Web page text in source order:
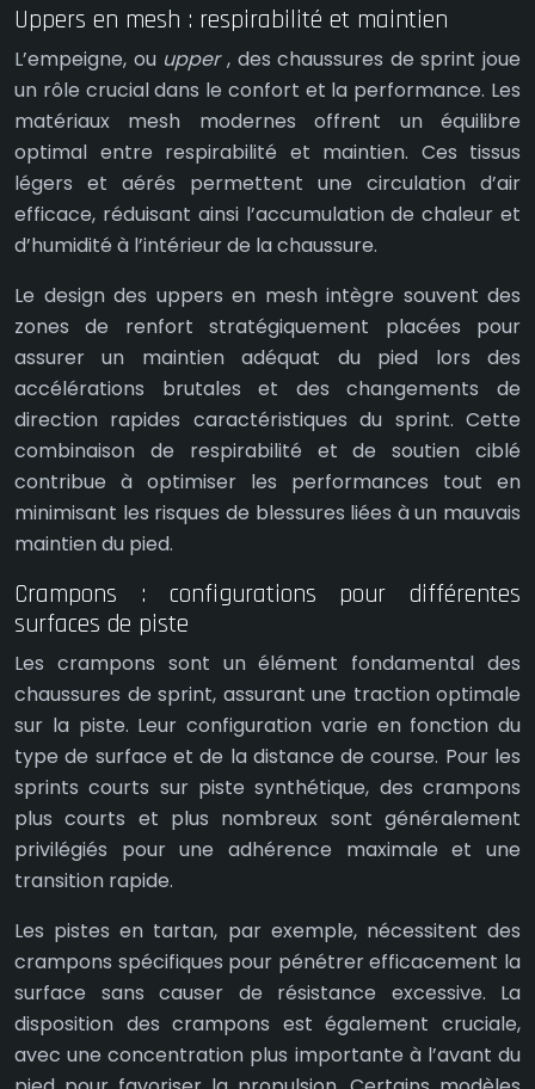
Uppers en mesh : respirabilité et maintien
L’empeigne, ou upper, des chaussures de sprint joue
un rôle crucial dans le confort et la performance. Les
matériaux mesh modernes offrent un équilibre
optimal entre respirabilité et maintien. Ces tissus
légers et aérés permettent une circulation d’air
efficace, réduisant ainsi l’accumulation de chaleur et
d’humidité à l’intérieur de la chaussure.
Le design des uppers en mesh intègre souvent des
zones de renfort stratégiquement placées pour
assurer un maintien adéquat du pied lors des
accélérations brutales et des changements de
direction rapides caractéristiques du sprint. Cette
combinaison de respirabilité et de soutien ciblé
contribue à optimiser les performances tout en
minimisant les risques de blessures liées à un mauvais
maintien du pied.
Crampons : configurations pour différentes
surfaces de piste
Les crampons sont un élément fondamental des
chaussures de sprint, assurant une traction optimale
sur la piste. Leur configuration varie en fonction du
type de surface et de la distance de course. Pour les
sprints courts sur piste synthétique, des crampons
plus courts et plus nombreux sont généralement
privilégiés pour une adhérence maximale et une
transition rapide.
Les pistes en tartan, par exemple, nécessitent des
crampons spécifiques pour pénétrer efficacement la
surface sans causer de résistance excessive. La
disposition des crampons est également cruciale,
avec une concentration plus importante à l’avant du